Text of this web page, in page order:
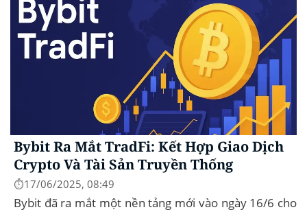
Bybit Ra Mắt TradFi: Kết Hợp Giao Dịch
Crypto Và Tài Sản Truyền Thống
⏱️17/06/2025, 08:49
Bybit đã ra mắt một nền tảng mới vào ngày 16/6 cho